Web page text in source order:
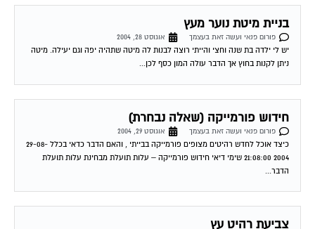
בניית מיטת נוער מעץ
פורום פנאי ועשה זאת בעצמך
יש לי ילדה בת שנה וחצי והייתי רוצה לבנות לה מיטה שתהיה יפה וגם יעילה. מיטה
ניתן לקנות בחוץ אך הדבר עולה המון כסף לכן...
חידוש פורמייקה (שאלה נבחרת)
פורום פנאי ועשה זאת בעצמך
אוגוסט 29, 2004
2004 21:08:00 שימי דיאי חידוש פורמייקה – עלות תועלת מבחינת עלות תועלת
הדבר...
צביעת רהיט עץ
פורום פנאי ועשה זאת בעצמך